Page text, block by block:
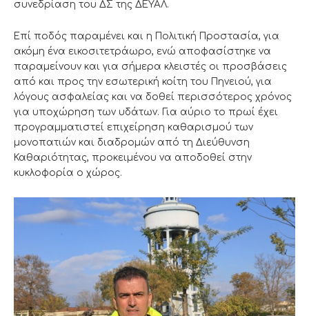
συνεδρίαση του ΔΣ της ΔΕΥΑΛ.
Επί ποδός παραμένει και η Πολιτική Προστασία, για
ακόμη ένα εικοσιτετράωρο, ενώ αποφασίστηκε να
παραμείνουν και για σήμερα κλειστές οι προσβάσεις
από και προς την εσωτερική κοίτη του Πηνειού, για
λόγους ασφαλείας και να δοθεί περισσότερος χρόνος
για υποχώρηση των υδάτων. Για αύριο το πρωί έχει
προγραμματιστεί επιχείρηση καθαρισμού των
μονοπατιών και διαδρομών από τη Διεύθυνση
Καθαριότητας, προκειμένου να αποδοθεί στην
κυκλοφορία ο χώρος.